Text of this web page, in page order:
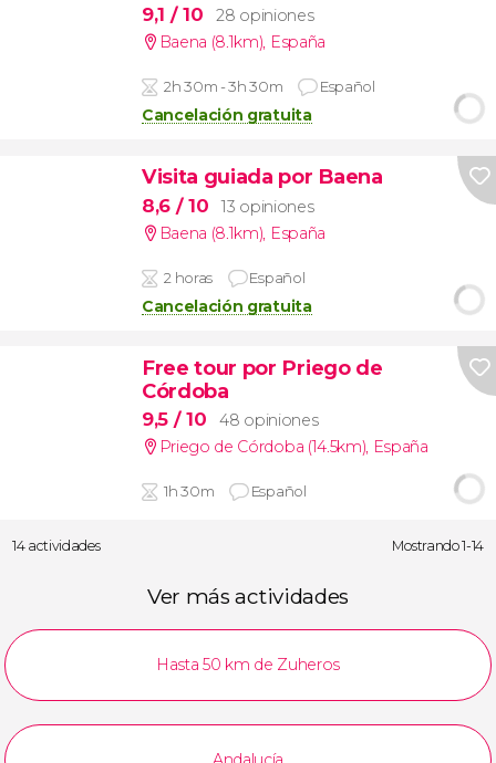
9,1 / 10
28 opiniones
Baena (8.1km), España
2h 30m - 3h 30m Español
Cancelación gratuita
Visita guiada por Baena
8,6 / 10
13 opiniones
Baena (8.1km), España
2 horas Español
Cancelación gratuita
Free tour por Priego de
Córdoba
9,5 / 10
48 opiniones
Priego de Córdoba (14.5km), España
1h 30m Español
14 actividades Mostrando 1-14
Ver más actividades
Hasta 50 km de Zuheros